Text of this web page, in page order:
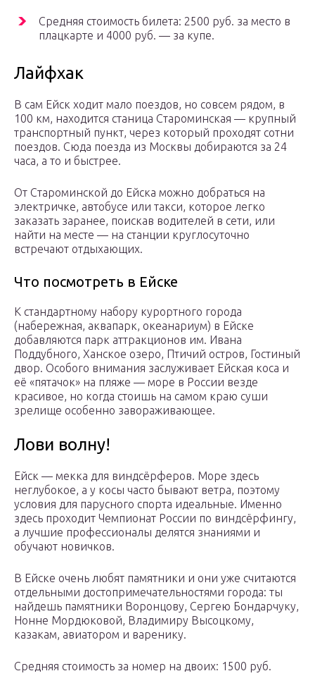
Средняя стоимость билета: 2500 руб. за место в
плацкарте и 4000 руб. — за купе.
Лайфхак
В сам Ейск ходит мало поездов, но совсем рядом, в
100 км, находится станица Староминская — крупный
транспортный пункт, через который проходят сотни
поездов. Сюда поезда из Москвы добираются за 24
часа, а то и быстрее.
От Староминской до Ейска можно добраться на
электричке, автобусе или такси, которое легко
заказать заранее, поискав водителей в сети, или
найти на месте — на станции круглосуточно
встречают отдыхающих.
Что посмотреть в Ейске
К стандартному набору курортного города
(набережная, аквапарк, океанариум) в Ейске
добавляются парк аттракционов им. Ивана
Поддубного, Ханское озеро, Птичий остров, Гостиный
двор. Особого внимания заслуживает Ейская коса и
её «пятачок» на пляже — море в России везде
красивое, но когда стоишь на самом краю суши
зрелище особенно завораживающее.
Лови волну!
Ейск — мекка для виндсёрферов. Море здесь
неглубокое, а у косы часто бывают ветра, поэтому
условия для парусного спорта идеальные. Именно
здесь проходит Чемпионат России по виндсёрфингу,
а лучшие профессионалы делятся знаниями и
обучают новичков.
В Ейске очень любят памятники и они уже считаются
отдельными достопримечательностями города: ты
найдешь памятники Воронцову, Сергею Бондарчуку,
Нонне Мордюковой, Владимиру Высоцкому,
казакам, авиатором и варенику.
Средняя стоимость за номер на двоих: 1500 руб.